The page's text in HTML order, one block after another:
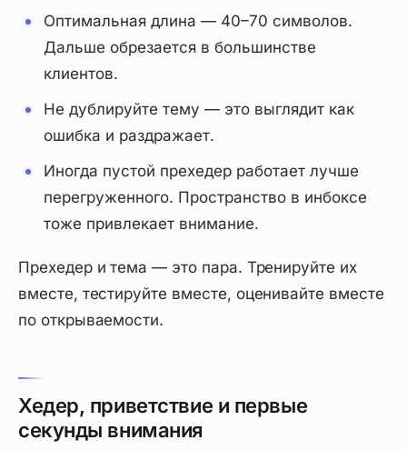
Оптимальная длина — 40–70 символов.
Дальше обрезается в большинстве
клиентов.
Не дублируйте тему — это выглядит как
ошибка и раздражает.
Иногда пустой прехедер работает лучше
перегруженного. Пространство в инбоксе
тоже привлекает внимание.
Прехедер и тема — это пара. Тренируйте их
вместе, тестируйте вместе, оценивайте вместе
по открываемости.
Хедер, приветствие и первые
секунды внимания